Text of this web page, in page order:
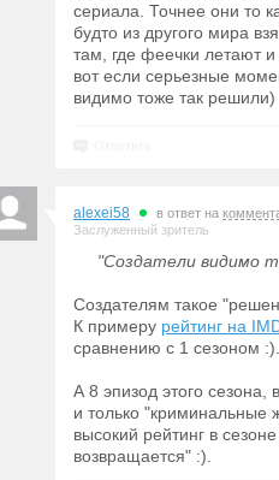
сериала. Точнее они то
будто из другого мира
там, где феечки летают
вот если серьезные
видимо тоже так решили)
alexei58 в ответ на
Заслуженный зритель
"Создатели видимо
Создателям такое
К примеру рейтинг на
сравнению с 1 сезоном :)...
А 8 эпизод этого
и только "криминальные
высокий рейтинг в
возвращается" :).